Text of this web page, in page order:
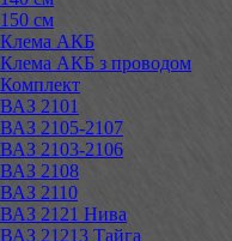
150 см
Клема АКБ
Клема АКБ з проводом
Комплект
ВАЗ 2101
ВАЗ 2105-2107
ВАЗ 2103-2106
ВАЗ 2108
ВАЗ 2110
ВАЗ 2121 Нива
ВАЗ 21213 Тайга